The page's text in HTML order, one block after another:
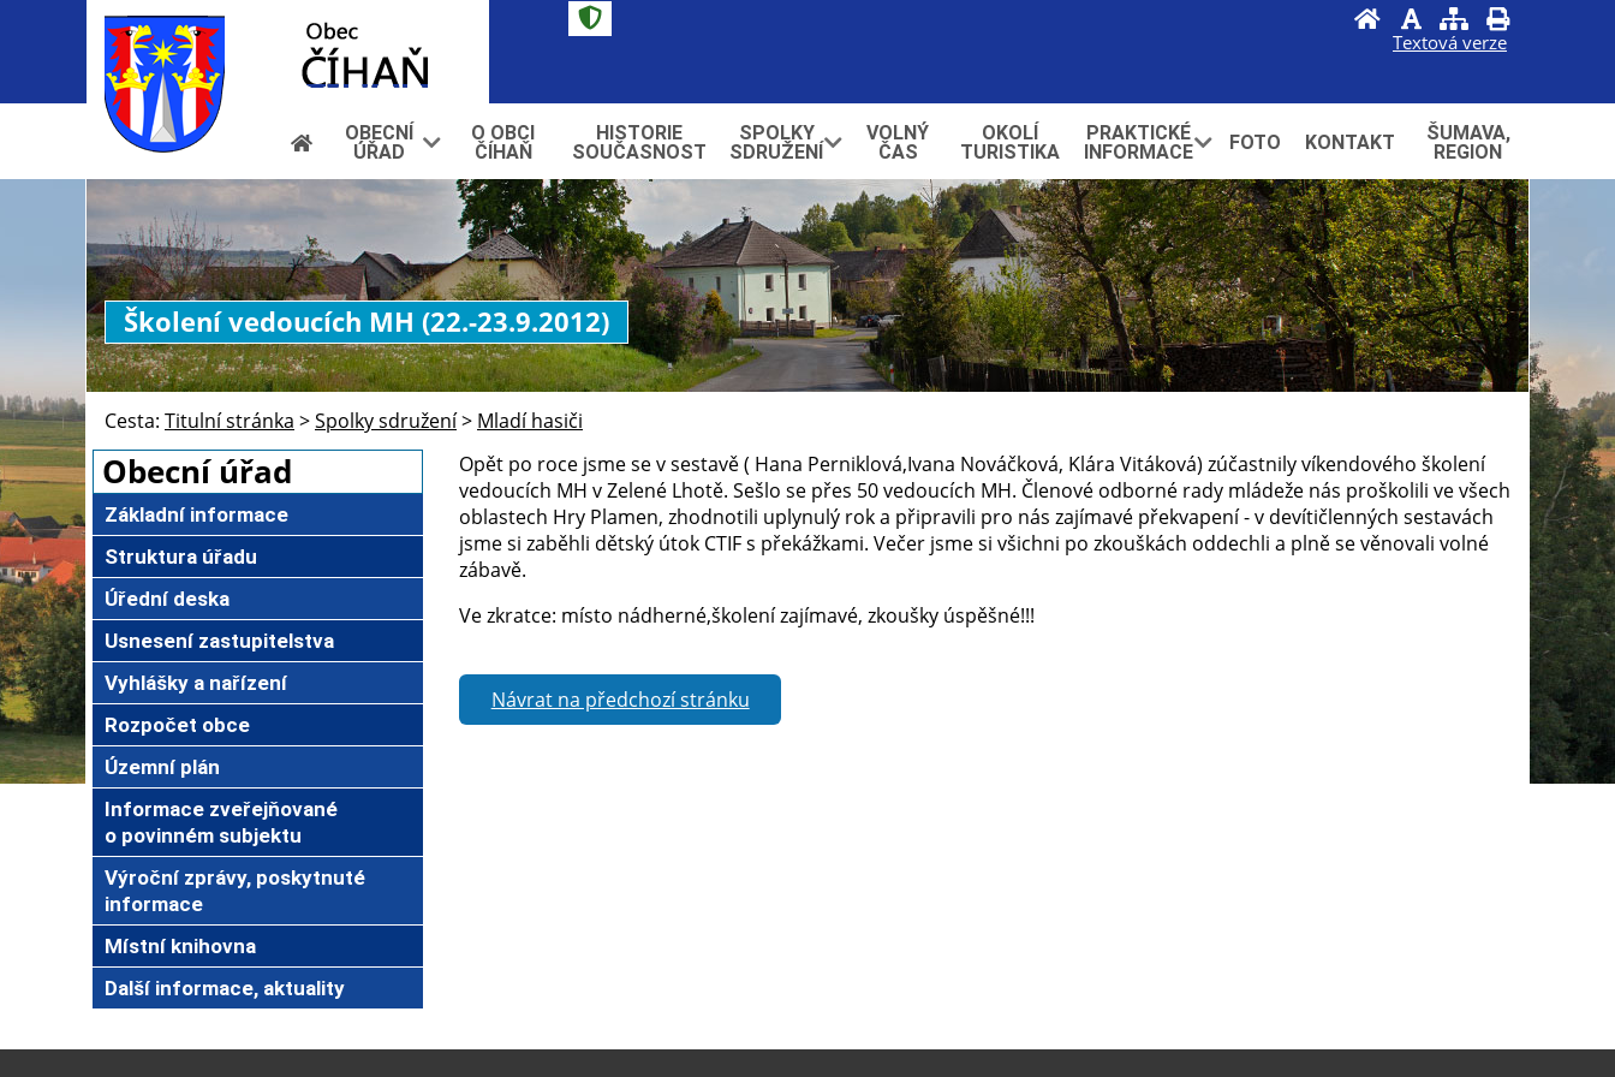
Textová verze
OBECNÍ
ÚŘAD
O OBCI
ČÍHAŇ
HISTORIE
SOUČASNOST
SPOLKY
SDRUŽENÍ
VOLNÝ
ČAS
OKOLÍ
TURISTIKA
PRAKTICKÉ
INFORMACE
FOTO KONTAKT
ŠUMAVA,
REGION
Školení vedoucích MH (22.-23.9.2012)
Cesta: Titulní stránka >Spolky sdružení> Mladí hasiči
Obecní úřad
Základní informace
Struktura úřadu
Úřední deska
Usnesení zastupitelstva
Vyhlášky a nařízení
Rozpočet obce
Územní plán
Informace zveřejňované
o povinném subjektu
Výroční zprávy, poskytnuté
informace
Místní knihovna
Další informace, aktuality
Opět po roce jsme se v sestavě ( Hana Perniklová,Ivana Nováčková, Klára Vitáková) zúčastnily víkendového školení
vedoucích MH v Zelené Lhotě. Sešlo se přes 50 vedoucích MH. Členové odborné rady mládeže nás proškolili ve všech
oblastech Hry Plamen, zhodnotili uplynulý rok a připravili pro nás zajímavé překvapení - v devítičlenných sestavách
jsme si zaběhli dětský útok CTIF s překážkami. Večer jsme si všichni po zkouškách oddechli a plně se věnovali volné
zábavě.
Ve zkratce: místo nádherné,školení zajímavé, zkoušky úspěšné!!!
Návrat na předchozí stránku